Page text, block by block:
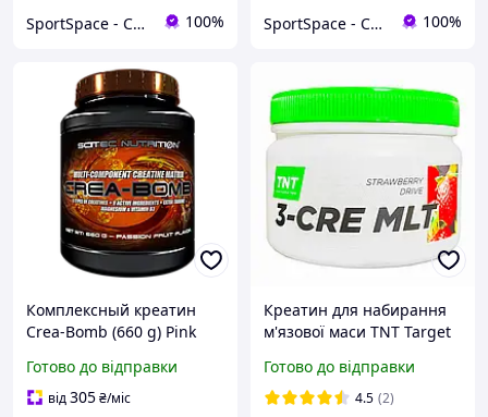
SportSpace - Спортивне харчування та вітаміни! 100% SportSpace - Спортивне харчування та вітаміни! 100%
Комплексный креатин
Crea-Bomb (660 g) Pink
Готово до відправки
від305₴/міс
Креатин для набирання
м'язової маси TNT Target
полуничний драйв
Готово до відправки
4.5 (2)